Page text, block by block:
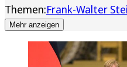
Themen:Frank-Walter
Mehr anzeigen